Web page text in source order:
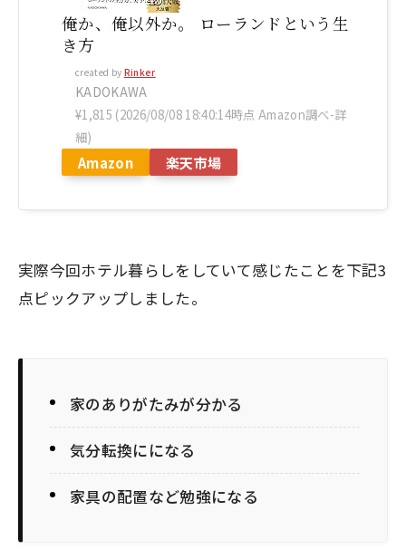
俺か、俺以外か。 ローランドという生
き方
created by Rinker
KADOKAWA
¥1,815 (2026/08/08 18:40:14時点 Amazon調べ-詳
細)
Amazon 楽天市場
実際今回ホテル暮らしをしていて感じたことを下記3
点ピックアップしました。
家のありがたみが分かる
気分転換にになる
家具の配置など勉強になる